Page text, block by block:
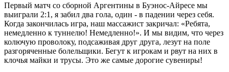
Первый матч со сборной Аргентины в Буэнос-Айресе мы
выиграли 2:1, я забил два гола, один - в падении через себя.
Когда закончилась игра, наш массажист закричал: «Ребята,
немедленно к туннелю! Немедленно!». И мы видим, что через
колючую проволоку, подсаживая друг друга, лезут на поле
разгоряченные болельщики. Бегут к игрокам и рвут на них в
клочья майки и трусы. Это же самые дорогие сувениры!